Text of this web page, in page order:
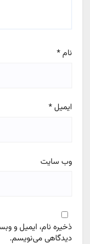
نام*
ایمیل*
وب‌ سایت
ذخیره نام، ایمیل و
دیدگاهی می‌نویسم.